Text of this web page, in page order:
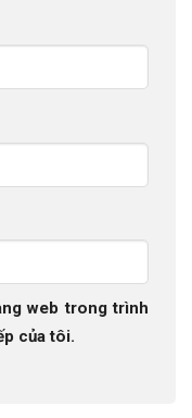
web trong trình
của tôi.